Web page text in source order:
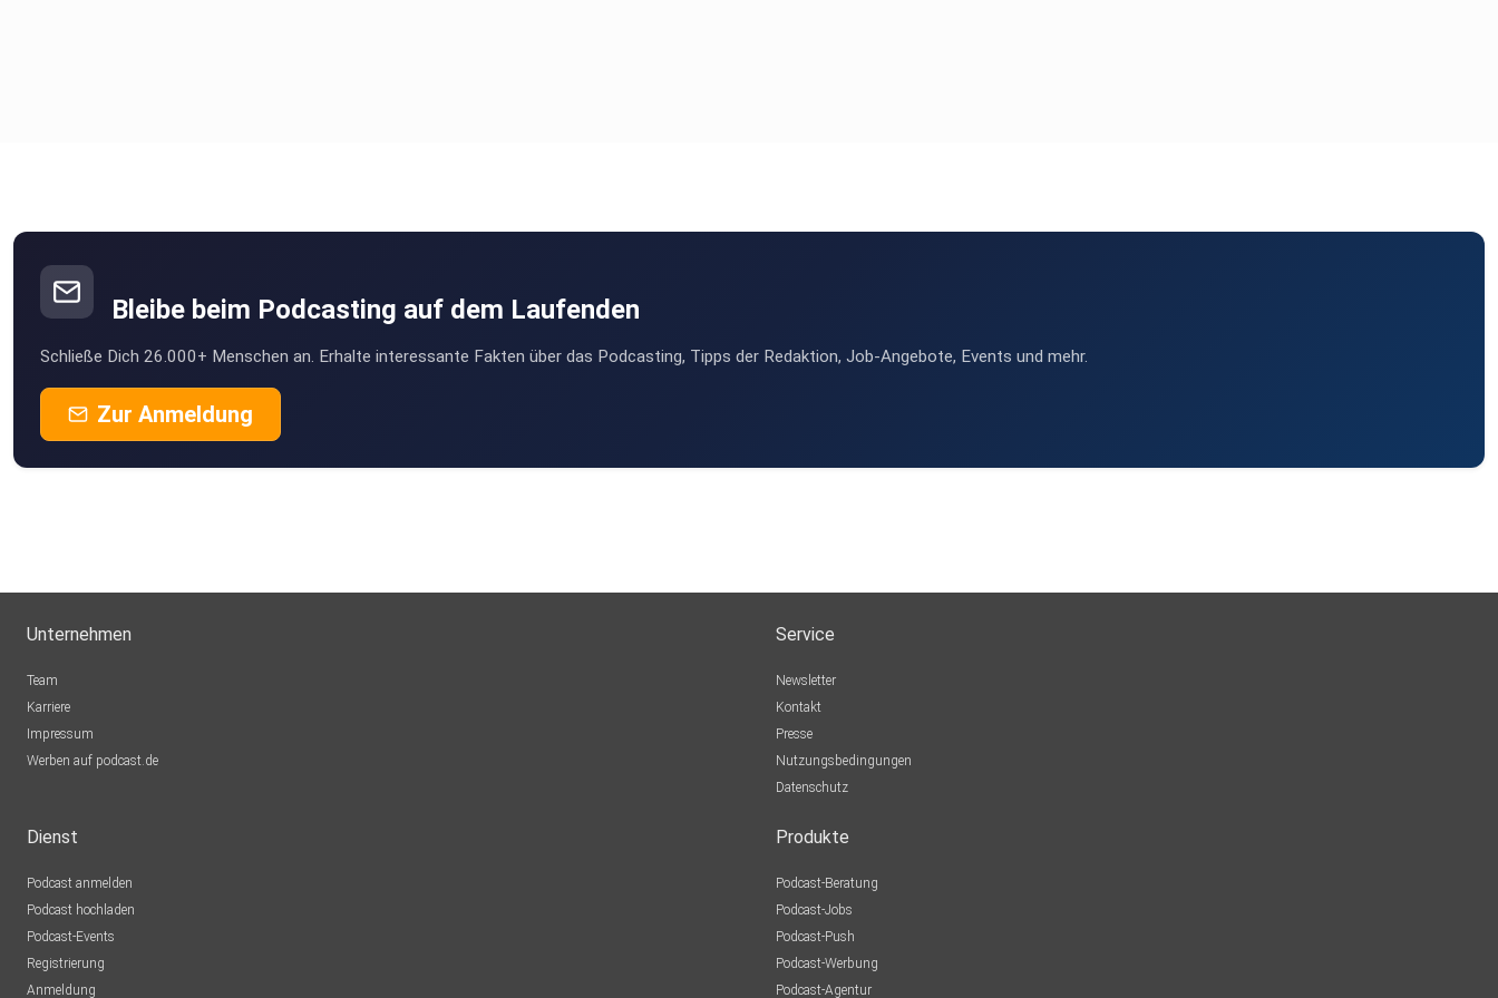
Bleibe beim Podcasting auf dem Laufenden
Schließe Dich 26.000+ Menschen an. Erhalte interessante Fakten über das Podcasting, Tipps der Redaktion, Job-Angebote, Events und mehr.
Zur Anmeldung
Unternehmen
Team
Karriere
Impressum
Werben auf podcast.de
Service
Newsletter
Kontakt
Presse
Nutzungsbedingungen
Datenschutz
Dienst
Podcast anmelden
Podcast hochladen
Podcast-Events
Registrierung
Anmeldung
Produkte
Podcast-Beratung
Podcast-Jobs
Podcast-Push
Podcast-Werbung
Podcast-Agentur